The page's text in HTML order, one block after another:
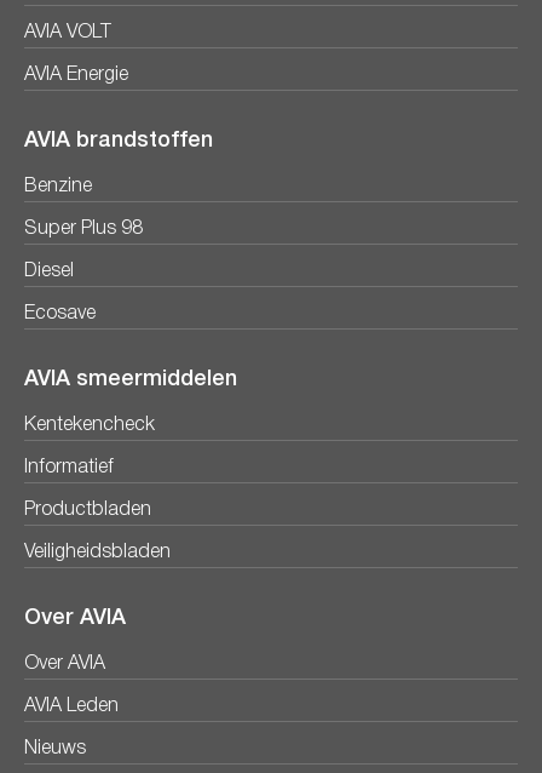
AVIA VOLT
AVIA Energie
AVIA brandstoffen
Benzine
Super Plus 98
Diesel
Ecosave
AVIA smeermiddelen
Kentekencheck
Informatief
Productbladen
Veiligheidsbladen
Over AVIA
Over AVIA
AVIA Leden
Nieuws